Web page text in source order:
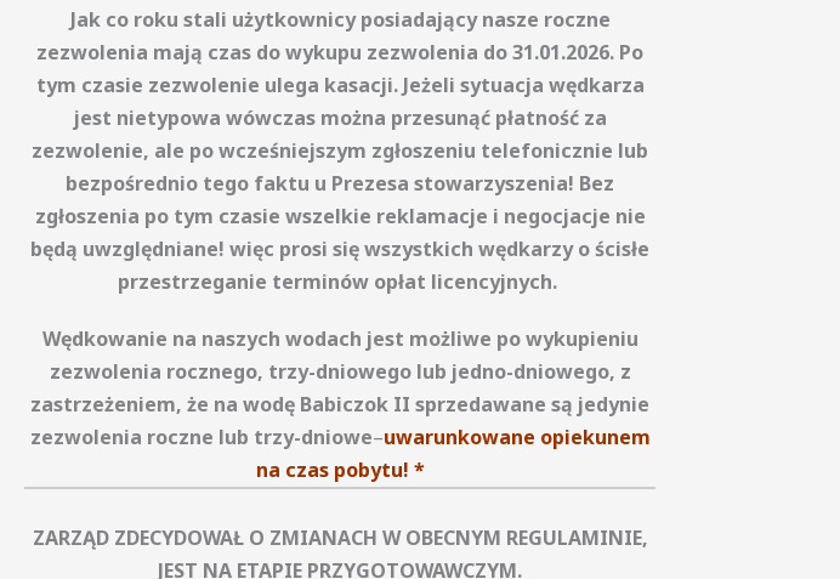
Jak co roku stali użytkownicy posiadający nasze roczne
zezwolenia mają czas do wykupu zezwolenia do 31.01.2026. Po
tym czasie zezwolenie ulega kasacji. Jeżeli sytuacja wędkarza
jest nietypowa wówczas można przesunąć płatność za
zezwolenie, ale po wcześniejszym zgłoszeniu telefonicznie lub
bezpośrednio tego faktu u Prezesa stowarzyszenia! Bez
zgłoszenia po tym czasie wszelkie reklamacje i negocjacje nie
będą uwzględniane! więc prosi się wszystkich wędkarzy o ścisłe
przestrzeganie terminów opłat licencyjnych.
Wędkowanie na naszych wodach jest możliwe po wykupieniu
zezwolenia rocznego, trzy-dniowego lub jedno-dniowego, z
zastrzeżeniem, że na wodę Babiczok II sprzedawane są jedynie
zezwolenia roczne lub trzy-dniowe–uwarunkowane opiekunem
na czas pobytu! *
ZARZĄD ZDECYDOWAŁ O ZMIANACH W OBECNYM REGULAMINIE,
JEST NA ETAPIE PRZYGOTOWAWCZYM.